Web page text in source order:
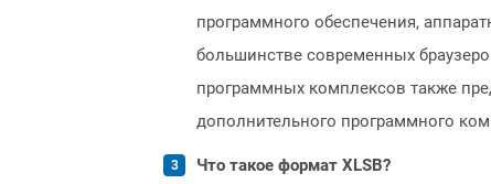
программного обеспечения,
большинстве современных
программных комплексов также
дополнительного программного
Что такое формат XLSB?